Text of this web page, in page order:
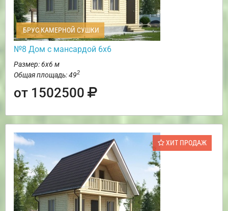
БРУС КАМЕРНОЙ СУШКИ
№8 Дом с мансардой 6х6
Размер: 6х6 м
Общая площадь: 492
от 1502500
ХИТ ПРОДАЖ